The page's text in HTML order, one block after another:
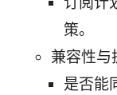
策。
兼容性与
是否能